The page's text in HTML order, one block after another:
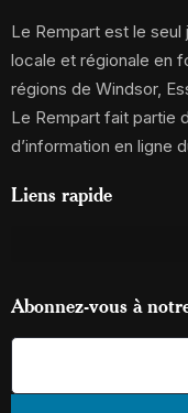
Le Rempart est le seul
locale et régionale en
régions de Windsor,
Le Rempart fait partie
d’information en ligne
Liens rapide
Abonnez-vous à